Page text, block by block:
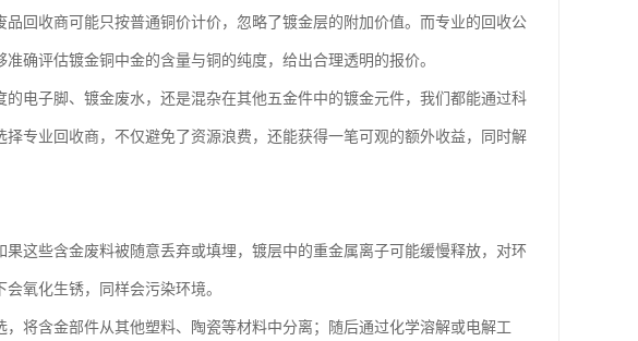
回收商可能只按普通铜价计价，忽略了镀金层的附加价值。而专业的回收公
确评估镀金铜中金的含量与铜的纯度，给出合理透明的报价。
电子脚、镀金废水，还是混杂在其他五金件中的镀金元件，我们都能通过科
专业回收商，不仅避免了资源浪费，还能获得一笔可观的额外收益，同时解
这些含金废料被随意丢弃或填埋，镀层中的重金属离子可能缓慢释放，对环
氧化生锈，同样会污染环境。
将含金部件从其他塑料、陶瓷等材料中分离；随后通过化学溶解或电解工